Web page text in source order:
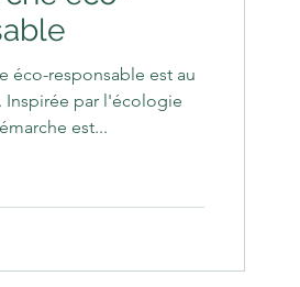
éco-responsable est au
par l'écologie
est...